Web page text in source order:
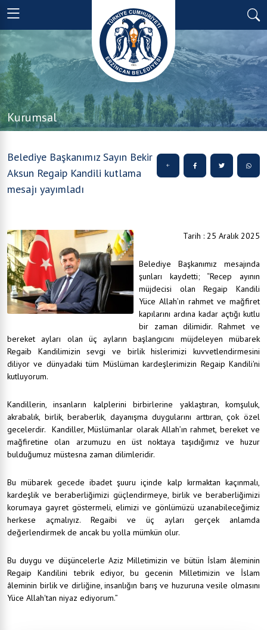
Kurumsal
Belediye Başkanımız Sayın Bekir
Aksun Regaip Kandili kutlama
mesajı yayımladı
Tarih : 25 Aralık 2025
Belediye Başkanımız mesajında
şunları kaydetti; “Recep ayının
müjdecisi olan Regaip Kandili
Yüce Allah’ın rahmet ve mağfiret
kapılarını ardına kadar açtığı kutlu
bir zaman dilimidir. Rahmet ve
bereket ayları olan üç ayların başlangıcını müjdeleyen mübarek
Regaib Kandilimizin sevgi ve birlik hislerimizi kuvvetlendirmesini
diliyor ve dünyadaki tüm Müslüman kardeşlerimizin Regaip Kandili'ni
kutluyorum.
Kandillerin, insanların kalplerini birbirlerine yaklaştıran, komşuluk,
akrabalık, birlik, beraberlik, dayanışma duygularını arttıran, çok özel
gecelerdir. Kandiller, Müslümanlar olarak Allah’ın rahmet, bereket ve
mağfiretine olan arzumuzu en üst noktaya taşıdığımız ve huzur
bulduğumuz müstesna zaman dilimleridir.
Bu mübarek gecede ibadet şuuru içinde kalp kırmaktan kaçınmalı,
kardeşlik ve beraberliğimizi güçlendirmeye, birlik ve beraberliğimizi
korumaya gayret göstermeli, elimizi ve gönlümüzü uzanabileceğimiz
herkese açmalıyız. Regaibi ve üç ayları gerçek anlamda
değerlendirmek de ancak bu yolla mümkün olur.
Bu duygu ve düşüncelerle Aziz Milletimizin ve bütün İslam âleminin
Regaip Kandilini tebrik ediyor, bu gecenin Milletimizin ve İslam
âleminin birlik ve dirliğine, insanlığın barış ve huzuruna vesile olmasını
Yüce Allah'tan niyaz ediyorum.”